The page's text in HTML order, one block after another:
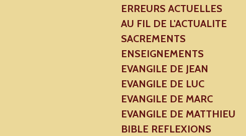
ERREURS ACTUELLES
AU FIL DE L'ACTUALITE
SACREMENTS
ENSEIGNEMENTS
EVANGILE DE JEAN
EVANGILE DE LUC
EVANGILE DE MARC
EVANGILE DE MATTHIEU
BIBLE REFLEXIONS